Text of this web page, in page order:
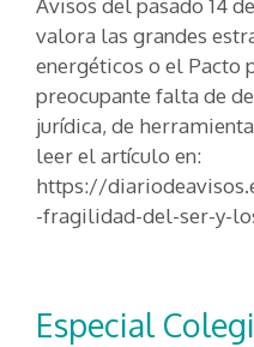
Avisos del pasado 14
valora las grandes
energéticos o el Pacto
preocupante falta de
jurídica, de
leer el artículo en:
https://
-fragilidad-del-ser-y-
Especial